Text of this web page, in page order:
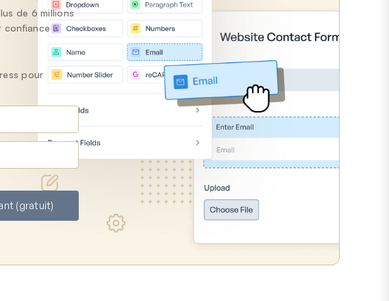
de 6 millions
confiance à
pour
(gratuit)